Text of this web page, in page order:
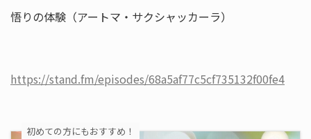
悟りの体験（アートマ・サクシャッカーラ）
https://stand.fm/episodes/68a5af77c5cf735132f00fe4
初めての方にもおすすめ！